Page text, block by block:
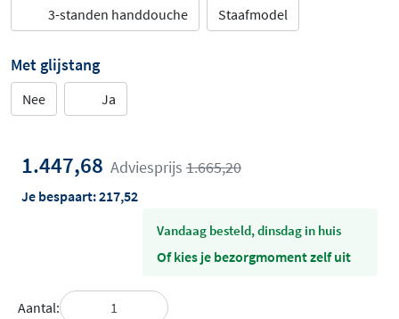
3-standen handdouche Staafmodel
Met glijstang
Nee Ja
1.447,68 Adviesprijs 1.665,20
Je bespaart:217,52
vandaag besteld, dinsdag in huis
Of kies je bezorgmoment zelf uit
Aantal: